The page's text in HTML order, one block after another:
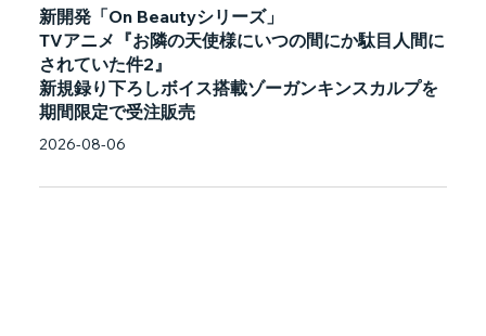
新開発「On Beautyシリーズ」
TVアニメ『お隣の天使様にいつの間にか駄目人間に
されていた件2』
新規録り下ろしボイス搭載ゾーガンキンスカルプを
期間限定で受注販売
2026-08-06